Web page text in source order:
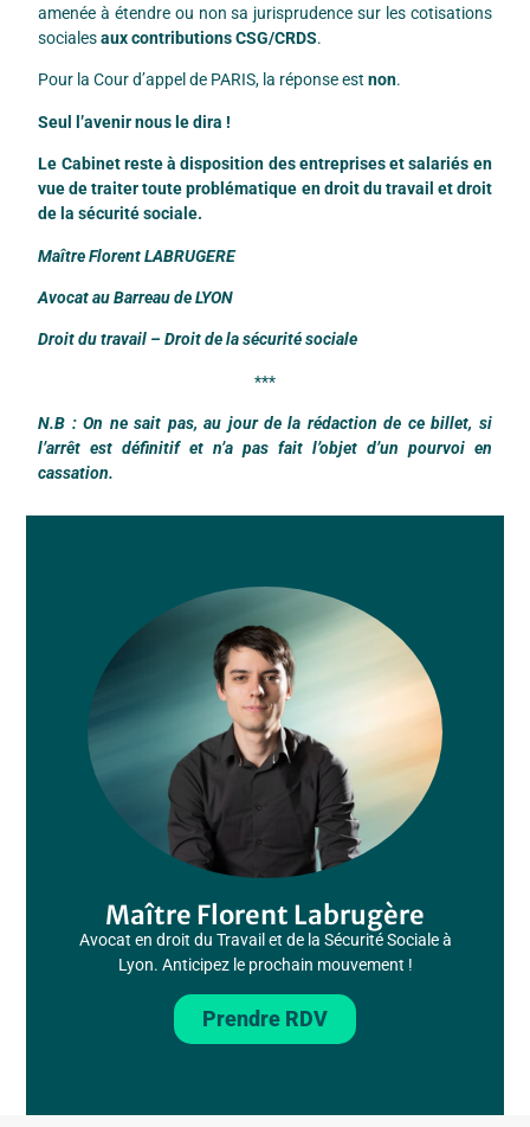
amenée à étendre ou non sa jurisprudence sur les cotisations
socialesaux contributions CSG/CRDS.
Pour la Cour d’appel de PARIS, la réponse estnon.
Seul l’avenir nous le dira !
Le Cabinet reste à disposition des entreprises et salariés en
vue de traiter toute problématique en droit du travail et droit
de la sécurité sociale.
Maître Florent LABRUGERE
Avocat au Barreau de LYON
Droit du travail – Droit de la sécurité sociale
***
N.B : On ne sait pas, au jour de la rédaction de ce billet, si
l’arrêt est définitif et n’a pas fait l’objet d’un pourvoi en
cassation.
Maître Florent Labrugère
Avocat en droit du Travail et de la Sécurité Sociale à
Lyon. Anticipez le prochain mouvement !
Prendre RDV